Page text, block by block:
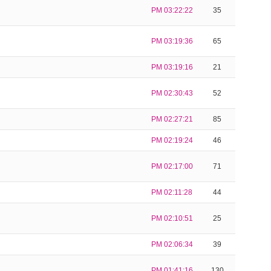
PM 03:22:22 35
PM 03:19:36 65
PM 03:19:16 21
PM 02:30:43 52
PM 02:27:21 85
PM 02:19:24 46
PM 02:17:00 71
PM 02:11:28 44
PM 02:10:51 25
PM 02:06:34 39